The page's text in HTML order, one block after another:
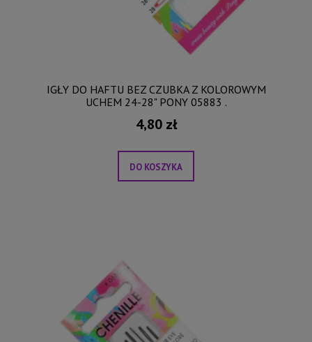
IGŁY DO HAFTU BEZ CZUBKA Z KOLOROWYM
UCHEM 24-28" PONY 05883 .
4,80 zł
DO KOSZYKA